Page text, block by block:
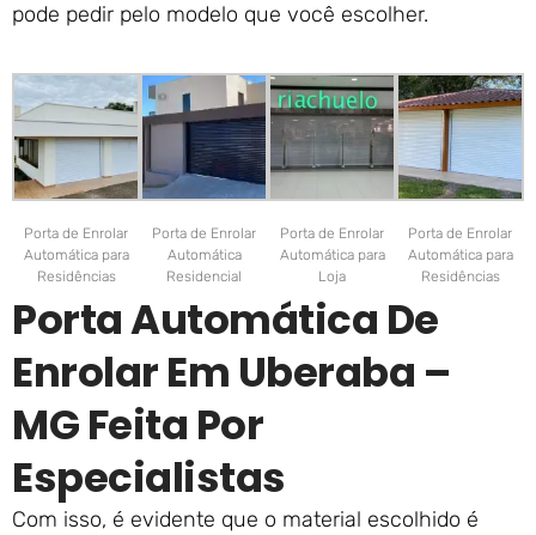
pode pedir pelo modelo que você escolher.
Porta de Enrolar
Automática para
Residências
Porta de Enrolar
Automática
Residencial
Porta de Enrolar
Automática para
Loja
Porta de Enrolar
Automática para
Residências
Porta Automática De
Enrolar Em Uberaba –
MG Feita Por
Especialistas
Com isso, é evidente que o material escolhido é